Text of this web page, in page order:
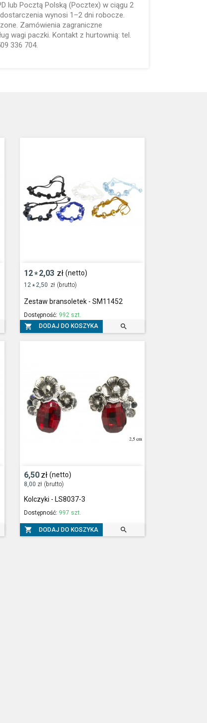
lub Pocztą Polską (Pocztex) w ciągu 2
wynosi 1–2 dni robocze.
Zamówienia zagraniczne
wagi paczki. Kontakt z hurtownią: tel.
336 704.
12*2,03 zł (netto)
12 * 2,50 zł (brutto)
Zestaw bransoletek - SM11452
Dostępność: 992 szt.
 DODAJ DO KOSZYKA 
6,50 zł (netto)
8,00 zł (brutto)
Kolczyki - LS8037-3
Dostępność: 997 szt.
 DODAJ DO KOSZYKA 